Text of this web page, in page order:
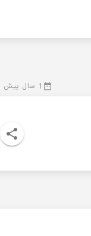
1 سال پیش